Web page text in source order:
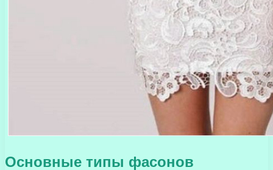
Основные типы фасонов